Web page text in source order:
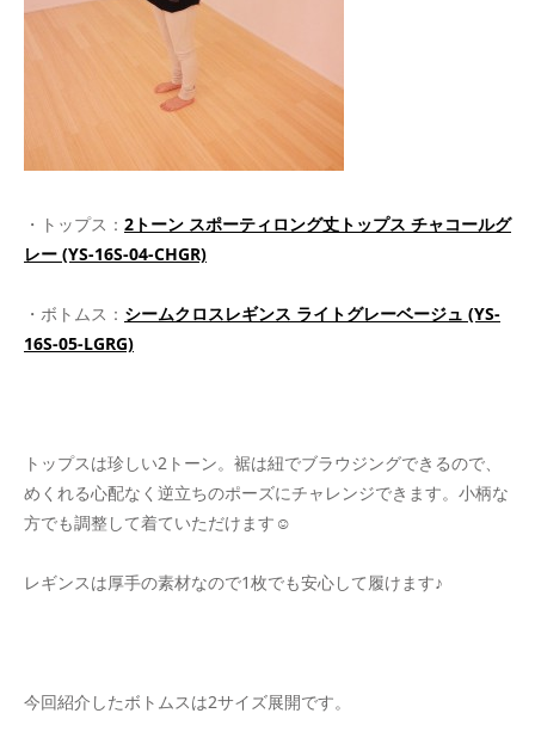
・トップス： 2トーン スポーティロング丈トップス チャコールグ
レー (YS-16S-04-CHGR)
・ボトムス： シームクロスレギンス ライトグレーベージュ (YS-
16S-05-LGRG)
トップスは珍しい2トーン。裾は紐でブラウジングできるので、
めくれる心配なく逆立ちのポーズにチャレンジできます。小柄な
方でも調整して着ていただけます☺
レギンスは厚手の素材なので1枚でも安心して履けます♪
今回紹介したボトムスは2サイズ展開です。